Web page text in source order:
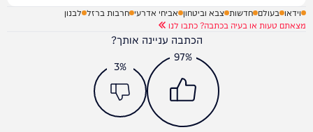
וידאו בעולם חדשות צבא וביטחון אביחי אדרעי חרבות ברזל לבנון
מצאתם טעות או בעיה בכתבה? כתבו לנו
הכתבה עניינה אותך?
97%
3%